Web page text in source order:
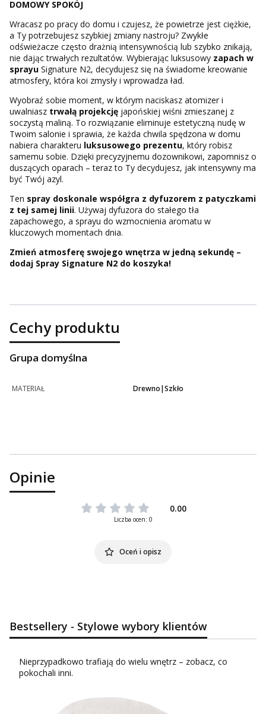
DOMOWY SPOKÓJ
Wracasz po pracy do domu i czujesz, że powietrze jest ciężkie,
a Ty potrzebujesz szybkiej zmiany nastroju? Zwykłe
odświeżacze często drażnią intensywnością lub szybko znikają,
nie dając trwałych rezultatów. Wybierając luksusowy zapach w
sprayu Signature N2, decydujesz się na świadome kreowanie
atmosfery, która koi zmysły i wprowadza ład.
Wyobraź sobie moment, w którym naciskasz atomizer i
uwalniasz trwałą projekcję japońskiej wiśni zmieszanej z
soczystą maliną. To rozwiązanie eliminuje estetyczną nudę w
Twoim salonie i sprawia, że każda chwila spędzona w domu
nabiera charakteru luksusowego prezentu, który robisz
samemu sobie. Dzięki precyzyjnemu dozownikowi, zapomnisz o
duszących oparach – teraz to Ty decydujesz, jak intensywny ma
być Twój azyl.
Ten spray doskonale współgra z dyfuzorem z patyczkami
z tej samej linii. Używaj dyfuzora do stałego tła
zapachowego, a sprayu do wzmocnienia aromatu w
kluczowych momentach dnia.
Zmień atmosferę swojego wnętrza w jedną sekundę –
dodaj Spray Signature N2 do koszyka!
Cechy produktu
Grupa domyślna
MATERIAŁ Drewno|Szkło
Opinie
0.00
Liczba ocen: 0
Oceń i opisz
Bestsellery - Stylowe wybory klientów
Nieprzypadkowo trafiają do wielu wnętrz – zobacz, co
pokochali inni.